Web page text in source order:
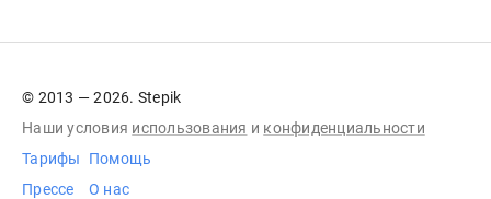
© 2013 — 2026. Stepik
Наши условия использования и конфиденциальности
Тарифы
Прессе
Помощь
О нас